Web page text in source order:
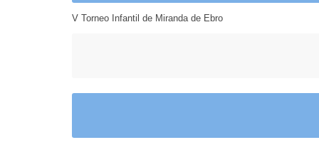
V Torneo Infantil de Miranda de Ebro